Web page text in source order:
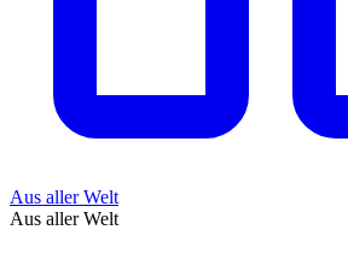
Aus aller Welt
Aus aller Welt